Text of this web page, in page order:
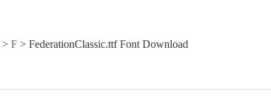
> F > FederationClassic.ttf Font Download